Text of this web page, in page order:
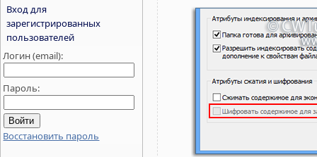
Вход для
зарегистрированных
пользователей
Логин (email):
Пароль:
Восстановить пароль